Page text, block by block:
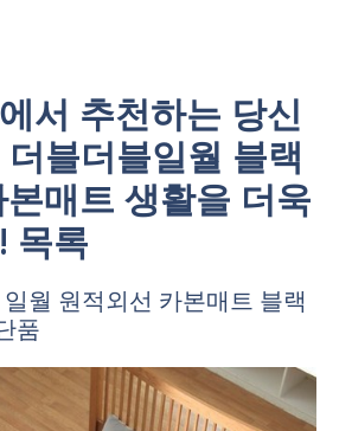
서 추천하는 당신
블더블일월 블랙
매트 생활을 더욱
목록
월 원적외선 카본매트 블랙
품